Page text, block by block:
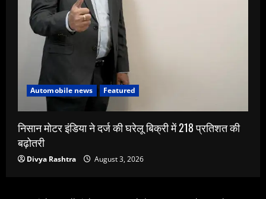
Automobile news Featured
निसान मोटर इंडिया ने दर्ज की घरेलू बिक्री में 218 प्रतिशत की
बढ़ोतरी
Divya Rashtra August 3, 2026